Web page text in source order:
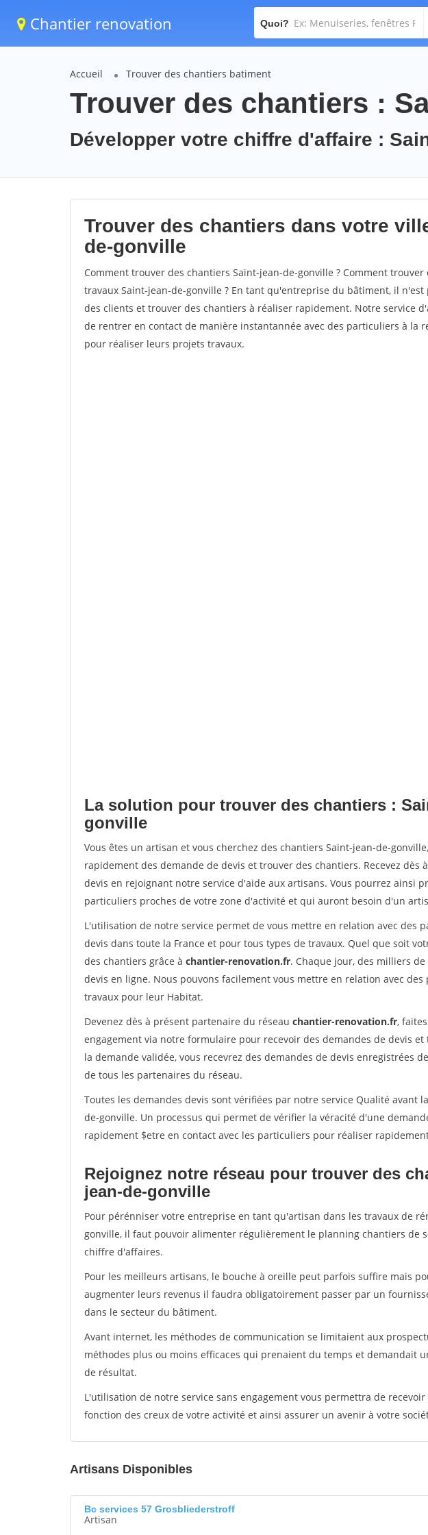
Chantier renovation Quoi?
Accueil Trouver des chantiers batiment
Trouver des chantiers :
Développer votre chiffre d'affaire :
Trouver des chantiers dans votre
de-gonville
Comment trouver des chantiers Saint-jean-de-gonville ? Comment
travaux Saint-jean-de-gonville ? En tant qu'entreprise du bâtiment, il
des clients et trouver des chantiers à réaliser rapidement. Notre service
de rentrer en contact de manière instantannée avec des particuliers à la
pour réaliser leurs projets travaux.
La solution pour trouver des chantiers :
gonville
Vous êtes un artisan et vous cherchez des chantiers Saint-jean-de-
rapidement des demande de devis et trouver des chantiers. Recevez dès
devis en rejoignant notre service d'aide aux artisans. Vous pourrez ainsi
particuliers proches de votre zone d'activité et qui auront besoin d'un
L'utilisation de notre service permet de vous mettre en relation avec des
devis dans toute la France et pour tous types de travaux. Quel que soit
des chantiers grâce à chantier-renovation.fr. Chaque jour, des milliers
devis en ligne. Nous pouvons facilement vous mettre en relation avec
travaux pour leur Habitat.
Devenez dès à présent partenaire du réseau chantier-renovation.fr,
engagement via notre formulaire pour recevoir des demandes de devis
la demande validée, vous recevrez des demandes de devis enregistrées
de tous les partenaires du réseau.
Toutes les demandes devis sont vérifiées par notre service Qualité avant
de-gonville. Un processus qui permet de vérifier la véracité d'une
rapidement $etre en contact avec les particuliers pour réaliser
Rejoignez notre réseau pour trouver des
jean-de-gonville
Pour pérénniser votre entreprise en tant qu'artisan dans les travaux de
gonville, il faut pouvoir alimenter régulièrement le planning chantiers de
chiffre d'affaires.
Pour les meilleurs artisans, le bouche à oreille peut parfois suffire mais
augmenter leurs revenus il faudra obligatoirement passer par un
dans le secteur du bâtiment.
Avant internet, les méthodes de communication se limitaient aux
méthodes plus ou moins efficaces qui prenaient du temps et demandait
de résultat.
L'utilisation de notre service sans engagement vous permettra de
fonction des creux de votre activité et ainsi assurer un avenir à votre
Artisans Disponibles
Bc services 57 Grosbliederstroff
Artisan